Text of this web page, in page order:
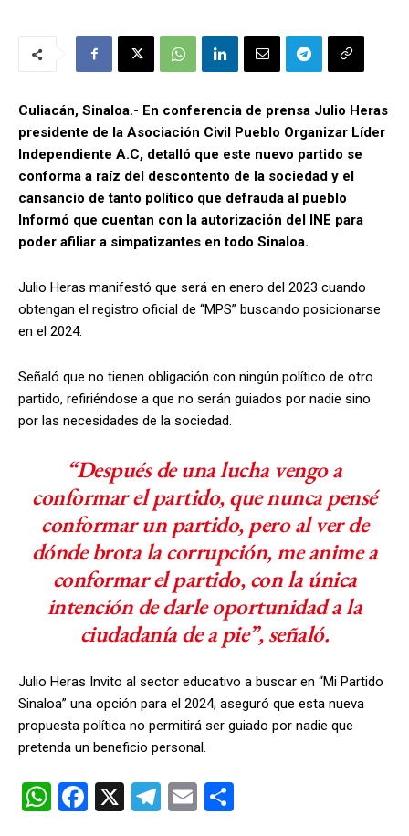
Culiacán, Sinaloa.- En conferencia de prensa Julio Heras
presidente de la Asociación Civil Pueblo Organizar Líder
Independiente A.C, detalló que este nuevo partido se
conforma a raíz del descontento de la sociedad y el
cansancio de tanto político que defrauda al pueblo
Informó que cuentan con la autorización del INE para
poder afiliar a simpatizantes en todo Sinaloa.
Julio Heras manifestó que será en enero del 2023 cuando
obtengan el registro oficial de “MPS” buscando posicionarse
en el 2024.
Señaló que no tienen obligación con ningún político de otro
partido, refiriéndose a que no serán guiados por nadie sino
por las necesidades de la sociedad.
“Después de una lucha vengo a
conformar el partido, que nunca pensé
conformar un partido, pero al ver de
dónde brota la corrupción, me anime a
conformar el partido, con la única
intención de darle oportunidad a la
ciudadanía de a pie”, señaló.
Julio Heras Invito al sector educativo a buscar en “Mi Partido
Sinaloa” una opción para el 2024, aseguró que esta nueva
propuesta política no permitirá ser guiado por nadie que
pretenda un beneficio personal.
W F
X
T
E